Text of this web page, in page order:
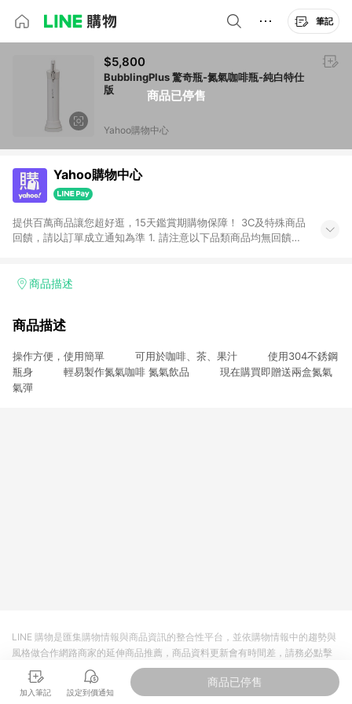
筆記
商品已停售
$5,800
BubblingPlus 驚奇瓶-氮氣咖啡瓶-純白特仕
版
Yahoo購物中心
Yahoo購物中心
提供百萬商品讓您超好逛，15天鑑賞期購物保障！ 3C及特殊商品
回饋，請以訂單成立通知為準 1. 請注意以下品類商品均無回饋：
電玩/遊戲/相機/單眼/鏡頭/拍立得 [2024/6/1起適用] -內接硬
的購回饋活動享Yahoo超贈點回饋者 - 購物中心商店之商品：商
3. 訂單回饋金額將扣除運費/購物金/超贈點/福利金/紅利折抵/折
價券等虛擬貨幣折抵 4. 大宗採購或批發轉賣不具回饋資格： 如
有相關事證認定您為大宗採購、批發轉賣而非最終消費使用者，
商品描述
商品描述
操作方便，使用簡單 可用於咖啡、茶、果汁 使用304不銹鋼
瓶身 輕易製作氮氣咖啡 氮氣飲品 現在購買即贈送兩盒氮氣
氣彈
加入筆記 設定到價通知
商品已停售
LINE 購物是匯集購物情報與商品資訊的整合性平台，並依購物情報中的趨勢與
風格做合作網路商家的延伸商品推薦，商品資料更新會有時間差，請務必點擊
商品至各合作網路商家，確認現售價與購物條件，一切資訊以合作廠商網頁為
準。